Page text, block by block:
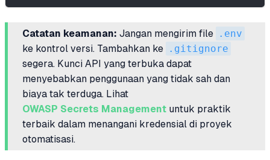
Catatan keamanan: Jangan mengirim file .env
ke kontrol versi. Tambahkan ke .gitignore
segera. Kunci API yang terbuka dapat
menyebabkan penggunaan yang tidak sah dan
biaya tak terduga. Lihat
OWASP Secrets Management untuk praktik
terbaik dalam menangani kredensial di proyek
otomatisasi.